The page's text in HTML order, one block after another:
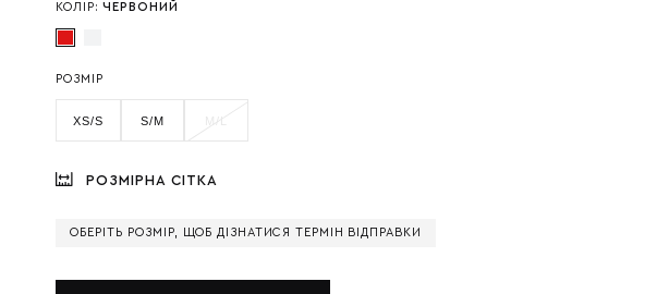
КОЛІР:ЧЕРВОНИЙ
РОЗМІР
XS/S S/M M/L
РОЗМІРНА СІТКА
ОБЕРІТЬ РОЗМІР, ЩОБ ДІЗНАТИСЯ ТЕРМІН ВІДПРАВКИ